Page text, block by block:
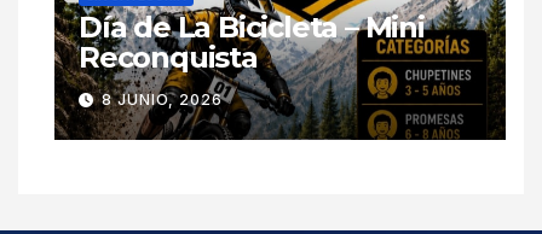
Día de La Bicicleta – Mini
Reconquista
8 JUNIO, 2026